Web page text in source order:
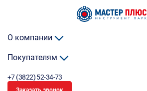
О компании
Покупателям
+7 (3822) 52-34-73